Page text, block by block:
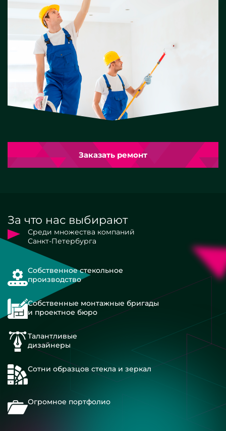
Заказать ремонт
За что нас выбирают
Среди множества компаний
Санкт-Петербурга
Собственное стекольное
производство
Собственные монтажные бригады
и проектное бюро
Талантливые
дизайнеры
Сотни образцов стекла и зеркал
Огромное портфолио